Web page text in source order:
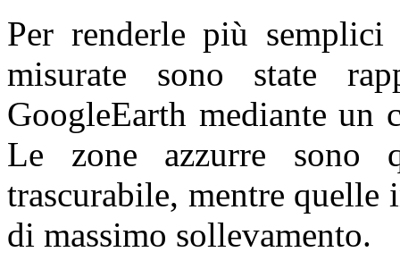
Per renderle più
misurate sono state
GoogleEarth mediante
Le zone azzurre sono
trascurabile, mentre
di massimo sollevamento.